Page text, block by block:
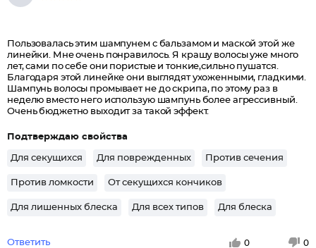
Пользовалась этим шампунем с бальзамом и маской этой же
линейки. Мне очень понравилось. Я крашу волосы уже много
лет, сами по себе они пористые и тонкие,сильно пушатся.
Благодаря этой линейке они выглядят ухоженными, гладкими.
Шампунь волосы промывает не до скрипа, по этому раз в
неделю вместо него использую шампунь более агрессивный.
Очень бюджетно выходит за такой эффект.
Подтверждаю свойства
Для секущихся Для поврежденных Против сечения
Против ломкости От секущихся кончиков
Для лишенных блеска Для всех типов Для блеска
Ответить 0 0